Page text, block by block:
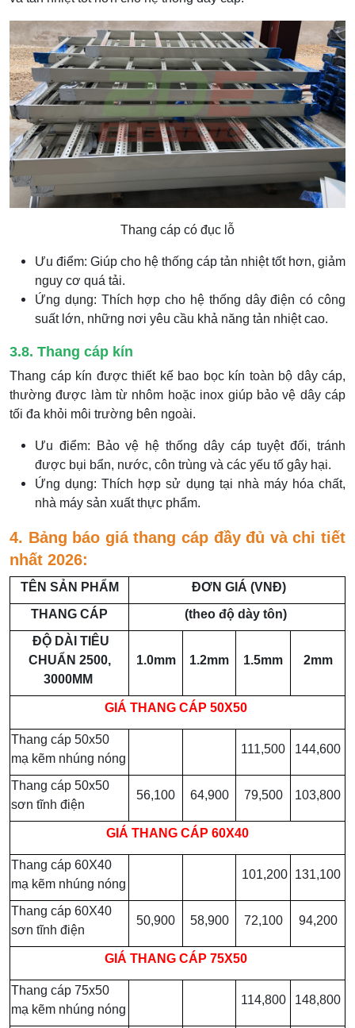
Thang cáp có đục lỗ
Ưu điểm: Giúp cho hệ thống cáp tản nhiệt tốt hơn, giảm
nguy cơ quá tải.
Ứng dụng: Thích hợp cho hệ thống dây điện có công
suất lớn, những nơi yêu cầu khả năng tản nhiệt cao.
3.8. Thang cáp kín
Thang cáp kín được thiết kế bao bọc kín toàn bộ dây cáp,
thường được làm từ nhôm hoặc inox giúp bảo vệ dây cáp
tối đa khỏi môi trường bên ngoài.
Ưu điểm: Bảo vệ hệ thống dây cáp tuyệt đối, tránh
được bụi bẩn, nước, côn trùng và các yếu tố gây hại.
Ứng dụng: Thích hợp sử dụng tại nhà máy hóa chất,
nhà máy sản xuất thực phẩm.
4. Bảng báo giá thang cáp đầy đủ và chi tiết
nhất 2026:
TÊN SẢN PHẨM
ĐƠN GIÁ (VNĐ)
THANG CÁP
(theo độ dày tôn)
ĐỘ DÀI TIÊU
CHUẨN 2500,
3000MM
1.0mm 1.2mm 1.5mm 2mm
GIÁ THANG CÁP 50X50
Thang cáp 50x50
mạ kẽm nhúng nóng
111,500 144,600
Thang cáp 50x50
sơn tĩnh điện
56,100 64,900 79,500 103,800
GIÁ THANG CÁP 60X40
Thang cáp 60X40
mạ kẽm nhúng nóng
101,200 131,100
Thang cáp 60X40
sơn tĩnh điện
50,900 58,900 72,100 94,200
GIÁ THANG CÁP 75X50
Thang cáp 75x50
mạ kẽm nhúng nóng
114,800 148,800